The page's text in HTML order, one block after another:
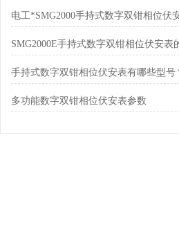
电工*SMG2000手持式数字双钳相位伏
手持式数字双钳相位伏安表有哪些型号
多功能数字双钳相位伏安表参数